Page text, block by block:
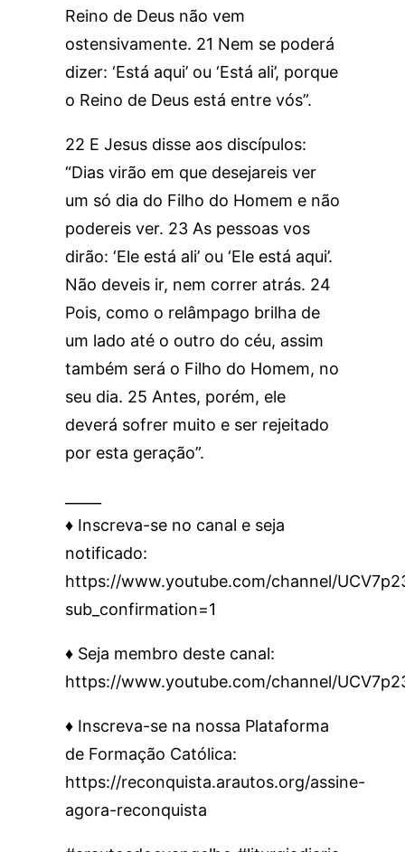
Reino de Deus não vem
ostensivamente. 21 Nem se poderá
dizer: ‘Está aqui’ ou ‘Está ali’, porque
o Reino de Deus está entre vós”.
22 E Jesus disse aos discípulos:
“Dias virão em que desejareis ver
um só dia do Filho do Homem e não
podereis ver. 23 As pessoas vos
dirão: ‘Ele está ali’ ou ‘Ele está aqui’.
Não deveis ir, nem correr atrás. 24
Pois, como o relâmpago brilha de
um lado até o outro do céu, assim
também será o Filho do Homem, no
seu dia. 25 Antes, porém, ele
deverá sofrer muito e ser rejeitado
por esta geração”.
♦️ Inscreva-se no canal e seja
notificado:
https://www.youtube.com/channel/
sub_confirmation=1
♦️ Seja membro deste canal:
https://www.youtube.com/channel/
♦️ Inscreva-se na nossa Plataforma
de Formação Católica:
https://reconquista.arautos.org/assine-
agora-reconquista